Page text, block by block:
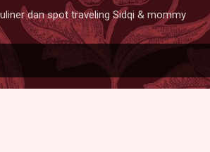
dan spot traveling Sidqi & mommy